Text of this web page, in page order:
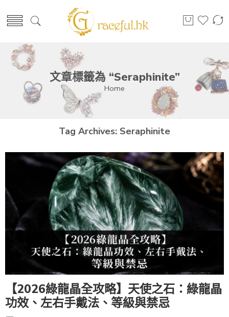
文章標籤為 “Seraphinite”
Home
Tag Archives: Seraphinite
【2026綠龍晶全攻略】天使之石：綠龍晶
功效、左右手戴法、等級與禁忌